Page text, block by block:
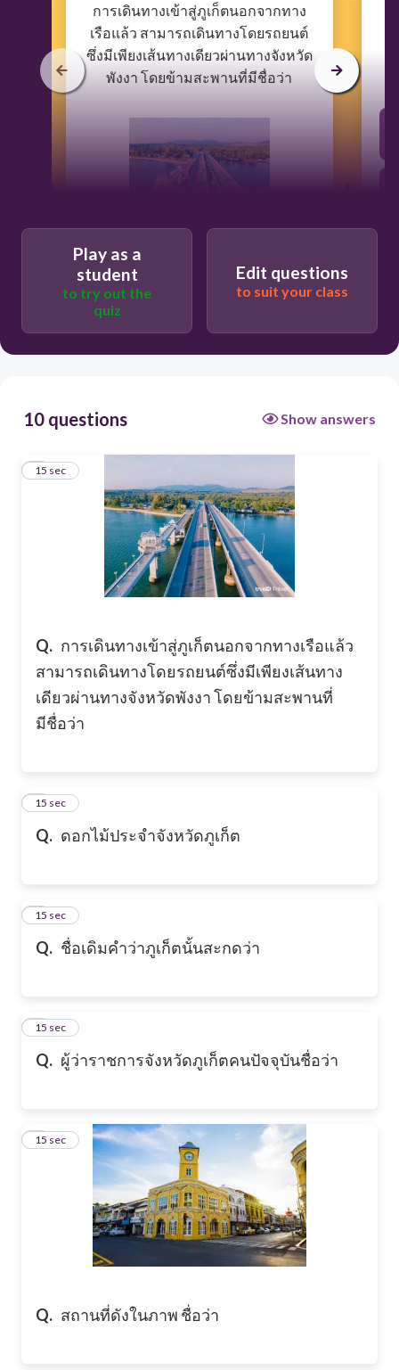
​การเดินทางเข้าสู่ภูเก็ตนอกจากทาง
เรือแล้ว สามารถเดินทางโดยรถยนต์
ซึ่งมีเพียงเส้นทางเดียวผ่านทางจังหวัด
พังงา โดยข้ามสะพานที่มีชื่อว่า
สะพานท้าวเทพกระษัตรีและสะพานท้าวศรี
สะพานสารสิน
Play as a
student
to try out the
quiz
Edit questions
to suit your class
10 questions Show answers
Q. การเดินทางเข้าสู่ภูเก็ตนอกจากทางเรือแล้ว
สามารถเดินทางโดยรถยนต์ซึ่งมีเพียงเส้นทาง
เดียวผ่านทางจังหวัดพังงา โดยข้ามสะพานที่
มีชื่อว่า
115 sec
Q. ดอกไม้ประจำจังหวัดภูเก็ต
215 sec
Q. ชื่อเดิมคำว่าภูเก็ตนั้นสะกดว่า
315 sec
Q. ผู้ว่าราชการจังหวัดภูเก็ตคนปัจจุบันชื่อว่า
415 sec
Q. สถานที่ดังในภาพ ชื่อว่า
515 sec